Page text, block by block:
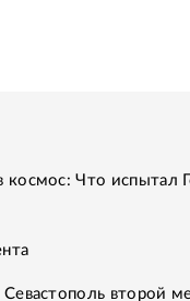
Что испытал
второй